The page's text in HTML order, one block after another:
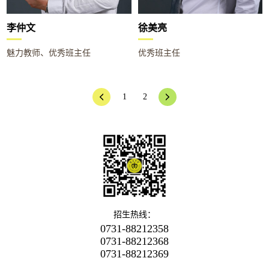
李仲文
魅力教师、优秀班主任
徐美亮
优秀班主任
1 2
招生热线：
0731-88212358
0731-88212368
0731-88212369